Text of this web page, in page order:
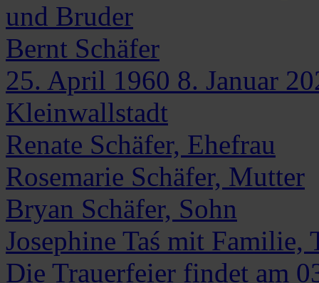
und Bruder
Bernt Schäfer
25. April 1960 8. Januar
Kleinwallstadt
Renate Schäfer, Ehefrau
Rosemarie Schäfer, Mutter
Bryan Schäfer, Sohn
Josephine Taś mit Familie,
Die Trauerfeier findet am